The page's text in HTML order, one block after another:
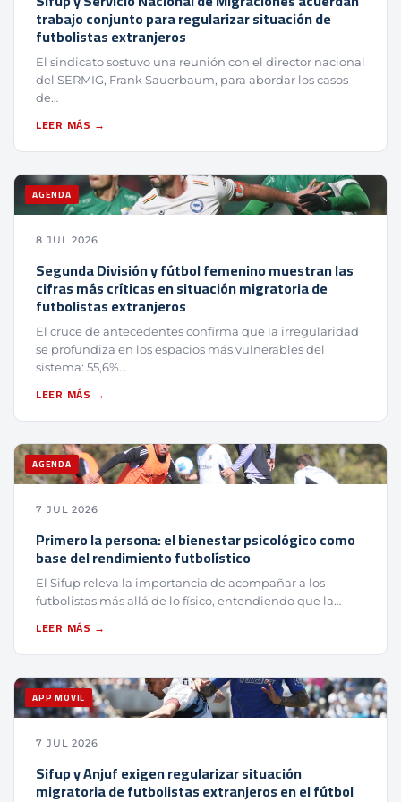
trabajo conjunto para regularizar situación de
futbolistas extranjeros
El sindicato sostuvo una reunión con el director nacional
del SERMIG, Frank Sauerbaum, para abordar los casos
de…
LEER MÁS →
AGENDA
8 JUL 2026
Segunda División y fútbol femenino muestran las
cifras más críticas en situación migratoria de
futbolistas extranjeros
El cruce de antecedentes confirma que la irregularidad
se profundiza en los espacios más vulnerables del
sistema: 55,6%…
LEER MÁS →
AGENDA
7 JUL 2026
Primero la persona: el bienestar psicológico como
base del rendimiento futbolístico
El Sifup releva la importancia de acompañar a los
futbolistas más allá de lo físico, entendiendo que la…
LEER MÁS →
APP MOVIL
7 JUL 2026
Sifup y Anjuf exigen regularizar situación
migratoria de futbolistas extranjeros en el fútbol